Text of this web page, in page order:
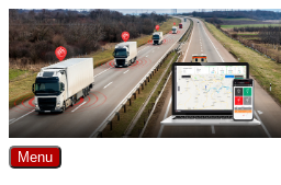
Skip
to
content
Menu